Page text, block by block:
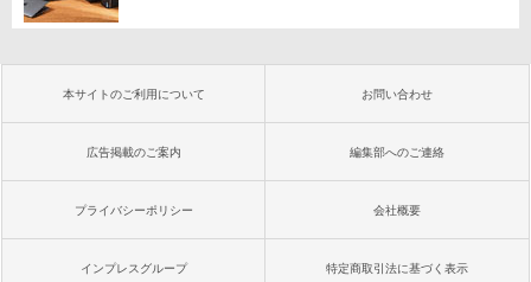
本サイトのご利用について お問い合わせ
広告掲載のご案内 編集部へのご連絡
プライバシーポリシー 会社概要
インプレスグループ 特定商取引法に基づく表示